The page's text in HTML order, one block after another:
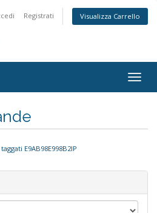
Registrati Visualizza Carrello
E9AB98E998B2IP